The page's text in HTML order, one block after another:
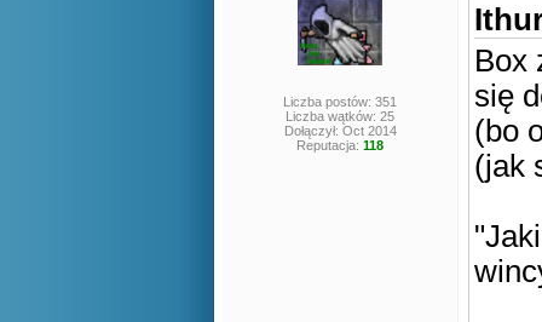
Liczba postów: 351
Liczba wątków: 25
Dołączył: Oct 2014
Reputacja: 118
Box
się
(bo
(jak